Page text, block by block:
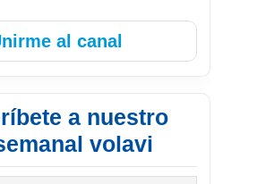
al canal
a nuestro
volavi